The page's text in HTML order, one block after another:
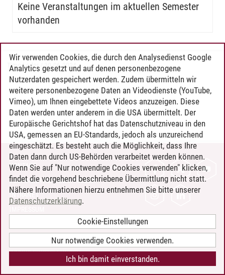
Keine Veranstaltungen im aktuellen Semester
vorhanden
Timo Leder/30.06.2024
KONTAKT
LEUPHANA ALS ARBEITGEBER
INTRANET
BARRIEREFREIHEIT
COOKIE-EINSTELLUNGEN
Wir verwenden Cookies, die durch den Analysedienst Google
Analytics gesetzt und auf denen personenbezogene
Nutzerdaten gespeichert werden. Zudem übermitteln wir
weitere personenbezogene Daten an Videodienste (YouTube,
Vimeo), um Ihnen eingebettete Videos anzuzeigen. Diese
Daten werden unter anderem in die USA übermittelt. Der
Europäische Gerichtshof hat das Datenschutzniveau in den
USA, gemessen an EU-Standards, jedoch als unzureichend
eingeschätzt. Es besteht auch die Möglichkeit, dass Ihre
Daten dann durch US-Behörden verarbeitet werden können.
Wenn Sie auf "Nur notwendige Cookies verwenden" klicken,
findet die vorgehend beschriebene Übermittlung nicht statt.
Nähere Informationen hierzu entnehmen Sie bitte unserer
Datenschutzerklärung.
Cookie-Einstellungen
Nur notwendige Cookies verwenden.
Ich bin damit einverstanden.